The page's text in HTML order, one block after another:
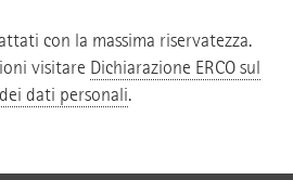
con la massima riservatezza.
visitare Dichiarazione ERCO sul
dati personali.